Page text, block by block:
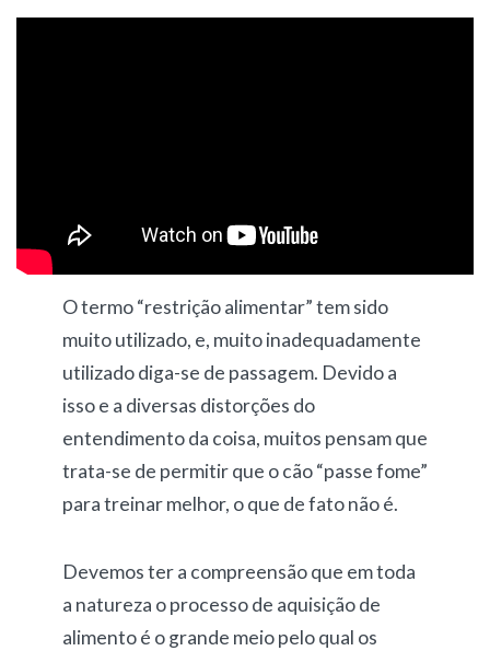
O termo “restrição alimentar” tem sido
muito utilizado, e, muito inadequadamente
utilizado diga-se de passagem. Devido a
isso e a diversas distorções do
entendimento da coisa, muitos pensam que
trata-se de permitir que o cão “passe fome”
para treinar melhor, o que de fato não é.
Devemos ter a compreensão que em toda
a natureza o processo de aquisição de
alimento é o grande meio pelo qual os